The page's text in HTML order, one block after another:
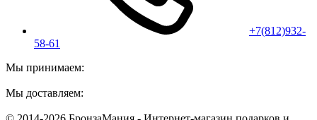
+7(812)932-
58-61
Мы принимаем:
Мы доставляем: